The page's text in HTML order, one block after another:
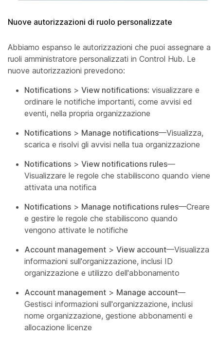
Nuove autorizzazioni di ruolo personalizzate
Abbiamo espanso le autorizzazioni che puoi assegnare a
ruoli amministratore personalizzati in Control Hub. Le
nuove autorizzazioni prevedono:
Notifications > View notifications: visualizzare e
ordinare le notifiche importanti, come avvisi ed
eventi, nella propria organizzazione
Notifications > Manage notifications—Visualizza,
scarica e risolvi gli avvisi nella tua organizzazione
Notifications > View notifications rules—
Visualizzare le regole che stabiliscono quando viene
attivata una notifica
Notifications > Manage notifications rules—Creare
e gestire le regole che stabiliscono quando
vengono attivate le notifiche
Account management > View account—Visualizza
informazioni sull'organizzazione, inclusi ID
organizzazione e utilizzo dell'abbonamento
Account management > Manage account—
Gestisci informazioni sull'organizzazione, inclusi
nome organizzazione, gestione abbonamenti e
allocazione licenze